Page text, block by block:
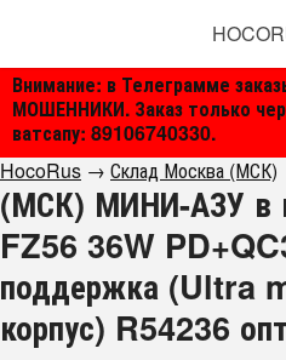
Внимание: в Телеграмме
МОШЕННИКИ. Заказ только
ватсапу: 89106740330.
HocoRus → Склад Москва (МСК)
(МСК) МИНИ-АЗУ в
FZ56 36W
поддержка (Ultra
корпус) R54236